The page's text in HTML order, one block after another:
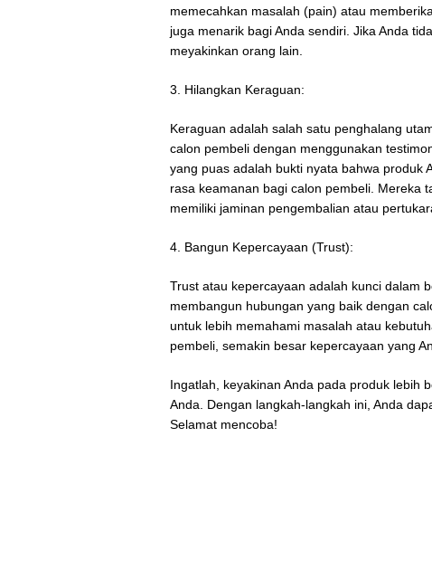
memecahkan masalah (pain) atau
juga menarik bagi Anda sendiri. Jika Anda
meyakinkan orang lain.
3. Hilangkan Keraguan:
Keraguan adalah salah satu penghalang
calon pembeli dengan menggunakan
yang puas adalah bukti nyata bahwa produk
rasa keamanan bagi calon pembeli. Mereka
memiliki jaminan pengembalian atau
4. Bangun Kepercayaan (Trust):
Trust atau kepercayaan adalah kunci dalam
membangun hubungan yang baik dengan
untuk lebih memahami masalah atau
pembeli, semakin besar kepercayaan yang
Ingatlah, keyakinan Anda pada produk lebih
Anda. Dengan langkah-langkah ini, Anda
Selamat mencoba!